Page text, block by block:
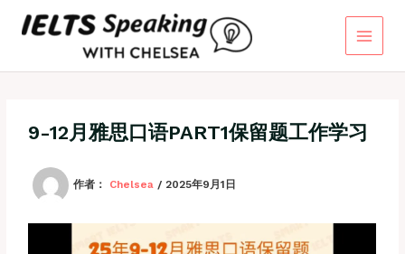
9-12月雅思口语PART1保留题工作学习
作者： Chelsea / 2025年9月1日